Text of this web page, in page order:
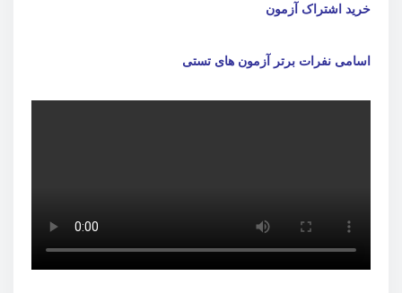
خرید اشتراک آزمون
اسامی نفرات برتر آزمون های تستی